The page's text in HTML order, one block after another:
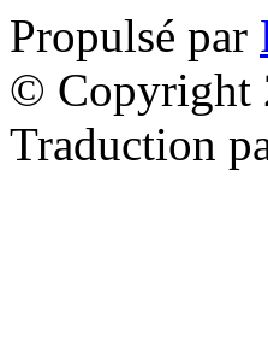
Propulsé par
© Copyright
Traduction